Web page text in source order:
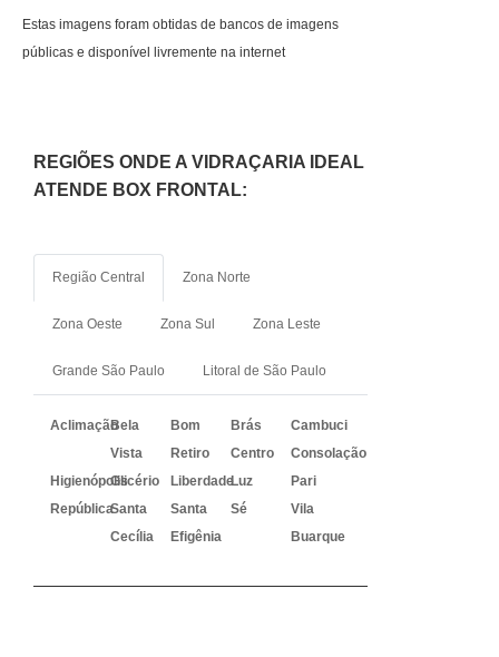
Estas imagens foram obtidas de bancos de imagens
públicas e disponível livremente na internet
REGIÕES ONDE A VIDRAÇARIA IDEAL
ATENDE BOX FRONTAL:
Região Central Zona Norte
Zona Oeste Zona Sul Zona Leste
Grande São Paulo Litoral de São Paulo
AclimaçãoBela
Vista
Bom
Retiro
Brás
Cambuci
Centro
Consolação
HigienópolisGlicério LiberdadeLuz
Pari
RepúblicaSanta
Cecília
Santa
Efigênia
Sé
Vila
Buarque